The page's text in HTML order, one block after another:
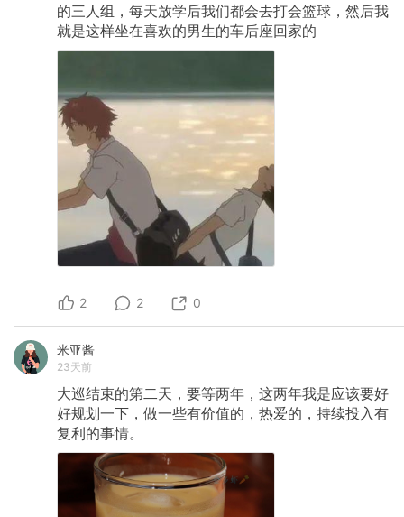
的三人组，每天放学后我们都会去打会篮球，然后我
就是这样坐在喜欢的男生的车后座回家的
2 2 0
米亚酱
23天前
大巡结束的第二天，要等两年，这两年我是应该要好
好规划一下，做一些有价值的，热爱的，持续投入有
复利的事情。